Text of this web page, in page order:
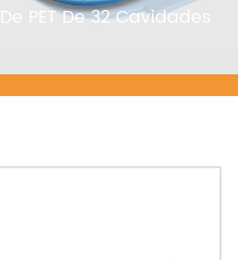
PET De 32 Cavidades